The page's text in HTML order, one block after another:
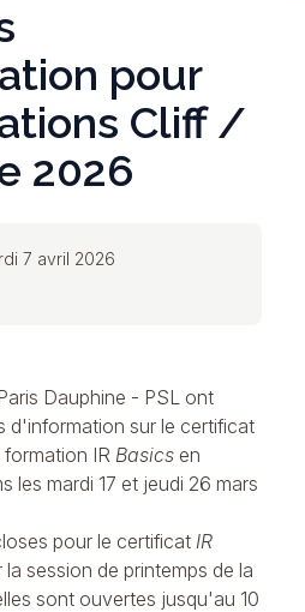
pour
Cliff /
2026
7 avril 2026
Dauphine - PSL ont
d'information sur le certificat
formation IR Basics en
les mardi 17 et jeudi 26 mars
pour le certificat IR
la session de printemps de la
sont ouvertes jusqu'au 10